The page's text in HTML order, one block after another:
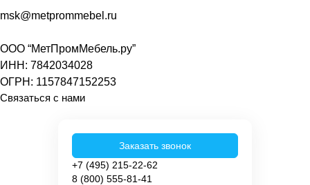
msk@metprommebel.ru
ООО “МетПромМебель.ру”
ИНН: 7842034028
ОГРН: 1157847152253
Связаться с нами
8 (800) 555-81-41
+7 (495) 215-22-62
Заказать звонок